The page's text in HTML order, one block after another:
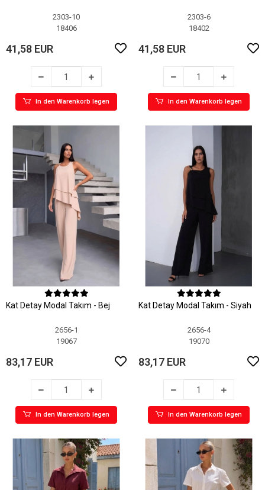
2303-10
18406
41,58 EUR
In den Warenkorb legen
2303-6
18402
41,58 EUR
In den Warenkorb legen
Kat Detay Modal Takım - Bej
2656-1
19067
83,17 EUR
In den Warenkorb legen
Kat Detay Modal Takım - Siyah
2656-4
19070
83,17 EUR
In den Warenkorb legen